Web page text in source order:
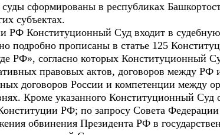
сформированы в республиках
субъектах.
РФ Конституционный Суд входит в
подробно прописаны в статье 125
РФ», согласно которых Конституционный
правовых актов, договоров между РФ
договоров России и компетенции между
Кроме указанного Конституционный Суд
РФ; по запросу Совета
обвинения Президента РФ в